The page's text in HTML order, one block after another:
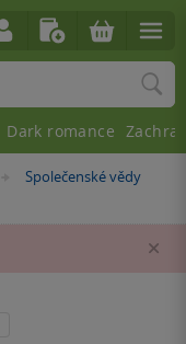
»
Společenské vědy
Dark romance